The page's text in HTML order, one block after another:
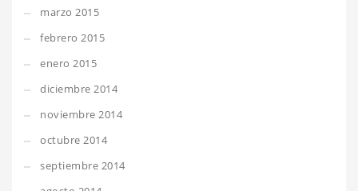
marzo 2015
febrero 2015
enero 2015
diciembre 2014
noviembre 2014
octubre 2014
septiembre 2014